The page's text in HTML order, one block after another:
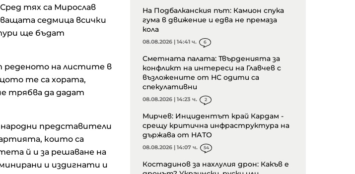
тях са Мирослав
седмица всички
ще бъдат
реденото на листите в
те са хората,
трябва да дадат
представители
които са
й и за решаване на
и издигнати и
На Подбалканския път: Камион спука
гума в движение и едва не премаза
кола
08.08.2026 | 14:41 ч. 6
Сметната палата: Твърденията за
конфликт на интереси на Главчев с
възложените от НС одити са
спекулативни
08.08.2026 | 14:23 ч. 2
Мирчев: Инцидентът край Кардам -
срещу критична инфраструктура на
държава от НАТО
08.08.2026 | 14:07 ч. 54
Костадинов за нахлулия дрон: Какъв е